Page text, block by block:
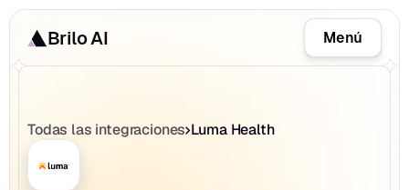
Brilo AI Menú
Todas las integraciones Luma Health